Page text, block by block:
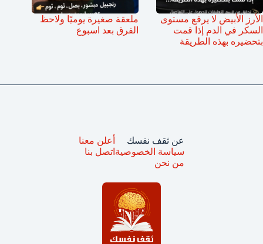
الأرز الأبيض لا يرفع مستوى
السكر في الدم إذا قمت
بتحضيره بهذه الطريقة
ملعقة صغيرة يوميًا ولاحظ
الفرق بعد اسبوع
عن ثقف نفسك
سياسة الخصوصية
من نحن
أعلن معنا
اتصل بنا